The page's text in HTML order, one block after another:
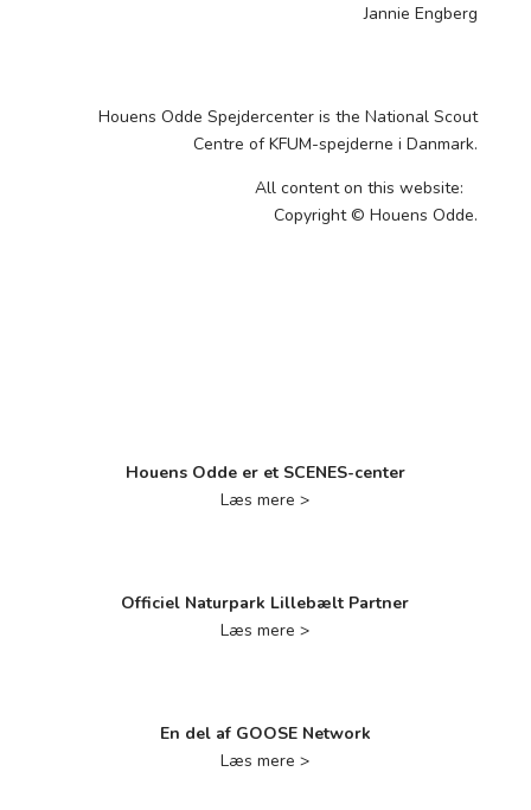
Jannie Engberg
Houens Odde Spejdercenter is the National Scout
Centre of KFUM-spejderne i Danmark.
All content on this website:
Copyright © Houens Odde.
Houens Odde er et SCENES-center
Læs mere >
Officiel Naturpark Lillebælt Partner
Læs mere >
En del af GOOSE Network
Læs mere >